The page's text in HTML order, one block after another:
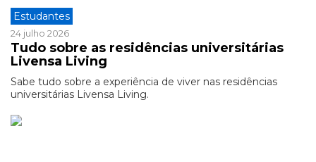
Estudantes
24 julho 2026
Tudo sobre as residências universitárias
Livensa Living
Sabe tudo sobre a experiência de viver nas residências
universitárias Livensa Living.